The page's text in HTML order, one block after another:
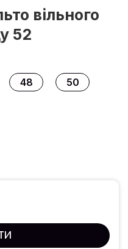
вільного
52
48
50